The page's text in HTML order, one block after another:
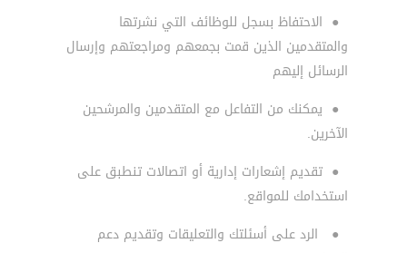
● الاحتفاظ بسجل للوظائف التي نشرتها
والمتقدمين الذين قمت بجمعهم ومراجعتهم وإرسال
الرسائل إليهم
● يمكنك من التفاعل مع المتقدمين والمرشحين
الآخرين.
● تقديم إشعارات إدارية أو اتصالات تنطبق على
استخدامك للمواقع.
●
الرد على أسئلتك والتعليقات وتقديم دعم